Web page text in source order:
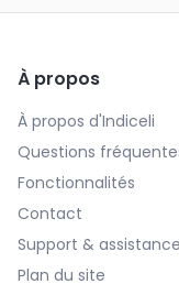
À propos
À propos d'Indiceli
Questions
Fonctionnalités
Contact
Support & assistance
Plan du site